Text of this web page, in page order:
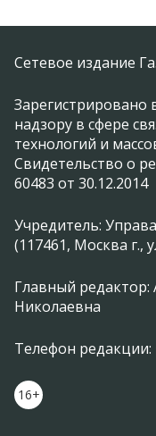
Сетевое издание
Зарегистрировано
надзору в сфере
технологий и
Свидетельство о
60483 от 30.12.2014
Учредитель:
(117461, Москва г.,
Главный редактор:
Николаевна
Телефон редакции:
16+